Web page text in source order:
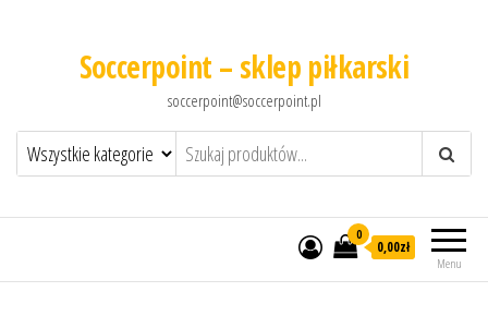
Soccerpoint – sklep piłkarski
soccerpoint@soccerpoint.pl
Menu
0
0,00zł